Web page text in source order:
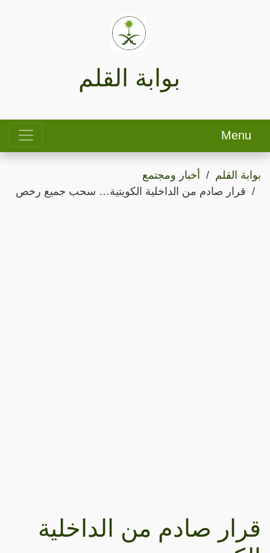
بوابة القلم
Menu
بوابة القلم
أخبار ومجتمع
قرار صادم من الداخلية الكويتية… سحب جميع رخص
قرار صادم من الداخلية